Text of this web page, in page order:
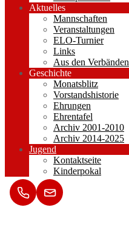
Aktuelles
Mannschaften
Veranstaltungen
ELO-Turnier
Links
Aus den Verbänden
Geschichte
Monatsblitz
Vorstandshistorie
Ehrungen
Ehrentafel
Archiv 2001-2010
Archiv 2014-2025
Jugend
Kontaktseite
Kinderpokal